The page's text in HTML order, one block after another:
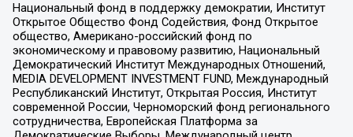
Национальный фонд в поддержку демократии, Институт
Открытое Общество Фонд Содействия, Фонд Открытое
общество, Американо-российский фонд по
экономическому и правовому развитию, Национальный
Демократический Институт Международных Отношений,
MEDIA DEVELOPMENT INVESTMENT FUND, Международный
Республиканский Институт, Открытая Россия, Институт
современной России, Черноморский фонд регионального
сотрудничества, Европейская Платформа за